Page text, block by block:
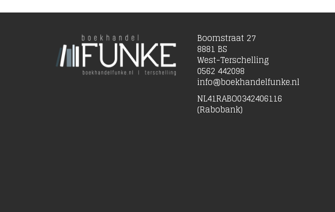
Boomstraat 27
8881 BS
West-Terschelling
0562 442098
info@boekhandelfunke.nl
NL41RABO0342406116
(Rabobank)